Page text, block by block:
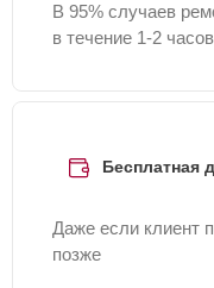
В 95% случаев
в течение 1-2 часов
Бесплатная
Даже если клиент
позже